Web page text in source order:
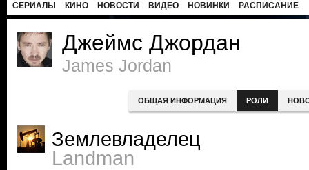
СЕРИАЛЫ КИНО НОВОСТИ ВИДЕО НОВИНКИ РАСПИСАНИЕ
Джеймс Джордан
James Jordan
ОБЩАЯ ИНФОРМАЦИЯ РОЛИ
Землевладелец
Landman